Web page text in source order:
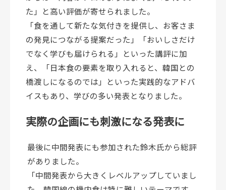
た」と高い評価が寄せられました。
「食を通して新たな気付きを提供し、お客さま
の発見につながる提案だった」「おいしさだけ
でなく学びも届けられる」といった講評に加
え、「日本食の要素を取り入れると、韓国との
橋渡しになるのでは」といった実践的なアドバ
イスもあり、学びの多い発表となりました。
実際の企画にも刺激になる発表に
最後に中間発表にも参加された鈴木氏から総評
がありました。
「中間発表から大きくレベルアップしていまし